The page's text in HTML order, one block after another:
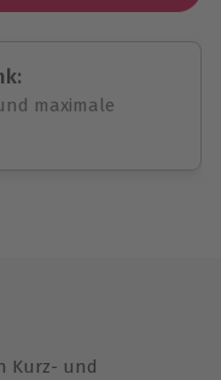
maximale
Kurz- und